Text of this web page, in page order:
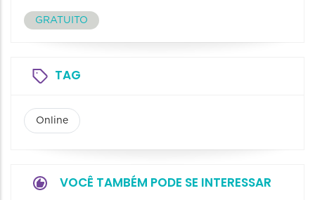
GRATUITO
TAG
Online
VOCÊ TAMBÉM PODE SE INTERESSAR